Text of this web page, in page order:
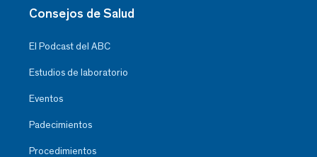
Consejos de Salud
El Podcast del ABC
Estudios de laboratorio
Eventos
Padecimientos
Procedimientos